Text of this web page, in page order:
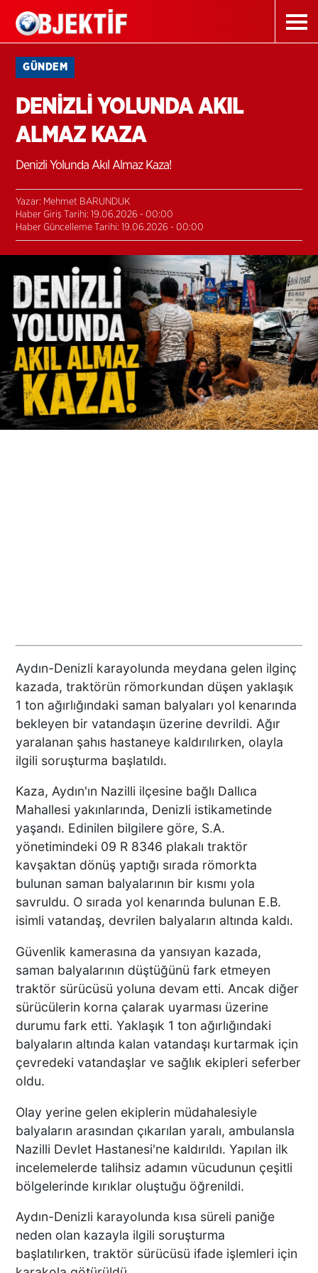
GÜNDEM
DENİZLİ YOLUNDA AKIL
ALMAZ KAZA
Denizli Yolunda Akıl Almaz Kaza!
Yazar: Mehmet BARUNDUK
Haber Giriş Tarihi: 19.06.2026 - 00:00
Haber Güncelleme Tarihi: 19.06.2026 - 00:00
Aydın-Denizli karayolunda meydana gelen ilginç
kazada, traktörün römorkundan düşen yaklaşık
1 ton ağırlığındaki saman balyaları yol kenarında
bekleyen bir vatandaşın üzerine devrildi. Ağır
yaralanan şahıs hastaneye kaldırılırken, olayla
ilgili soruşturma başlatıldı.
Kaza, Aydın'ın Nazilli ilçesine bağlı Dallıca
Mahallesi yakınlarında, Denizli istikametinde
yaşandı. Edinilen bilgilere göre, S.A.
yönetimindeki 09 R 8346 plakalı traktör
kavşaktan dönüş yaptığı sırada römorkta
bulunan saman balyalarının bir kısmı yola
savruldu. O sırada yol kenarında bulunan E.B.
isimli vatandaş, devrilen balyaların altında kaldı.
Güvenlik kamerasına da yansıyan kazada,
saman balyalarının düştüğünü fark etmeyen
traktör sürücüsü yoluna devam etti. Ancak diğer
sürücülerin korna çalarak uyarması üzerine
durumu fark etti. Yaklaşık 1 ton ağırlığındaki
balyaların altında kalan vatandaşı kurtarmak için
çevredeki vatandaşlar ve sağlık ekipleri seferber
oldu.
Olay yerine gelen ekiplerin müdahalesiyle
balyaların arasından çıkarılan yaralı, ambulansla
Nazilli Devlet Hastanesi'ne kaldırıldı. Yapılan ilk
incelemelerde talihsiz adamın vücudunun çeşitli
bölgelerinde kırıklar oluştuğu öğrenildi.
Aydın-Denizli karayolunda kısa süreli paniğe
neden olan kazayla ilgili soruşturma
başlatılırken, traktör sürücüsü ifade işlemleri için